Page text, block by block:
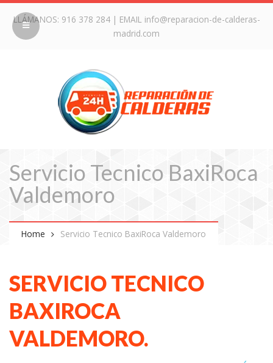
LLÁMANOS: 916 378 284| EMAIL info@reparacion-de-calderas-
madrid.com
Servicio Tecnico BaxiRoca
Valdemoro
Home Servicio Tecnico BaxiRoca Valdemoro
SERVICIO TECNICO
BAXIROCA
VALDEMORO.